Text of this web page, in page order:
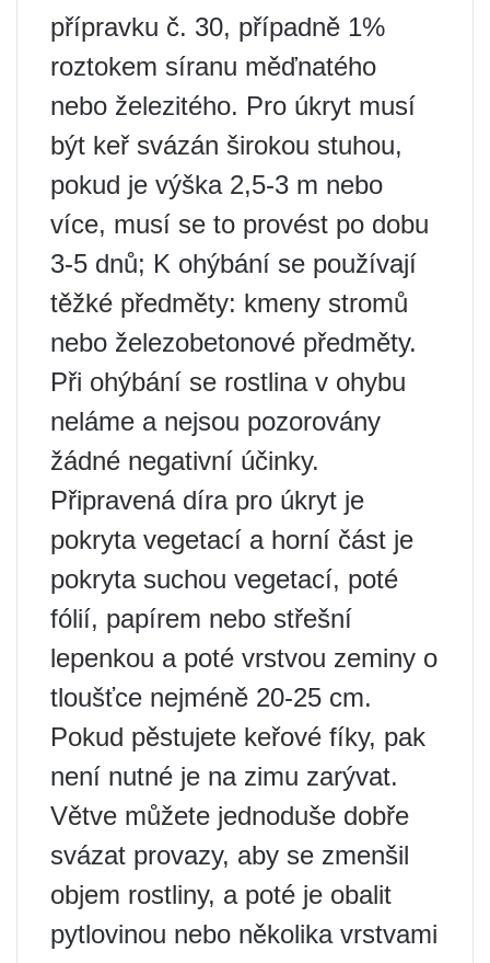
přípravku č. 30, případně 1%
roztokem síranu měďnatého
nebo železitého. Pro úkryt musí
být keř svázán širokou stuhou,
pokud je výška 2,5-3 m nebo
více, musí se to provést po dobu
3-5 dnů; K ohýbání se používají
těžké předměty: kmeny stromů
nebo železobetonové předměty.
Při ohýbání se rostlina v ohybu
neláme a nejsou pozorovány
žádné negativní účinky.
Připravená díra pro úkryt je
pokryta vegetací a horní část je
pokryta suchou vegetací, poté
fólií, papírem nebo střešní
lepenkou a poté vrstvou zeminy o
tloušťce nejméně 20-25 cm.
Pokud pěstujete keřové fíky, pak
není nutné je na zimu zarývat.
Větve můžete jednoduše dobře
svázat provazy, aby se zmenšil
objem rostliny, a poté je obalit
pytlovinou nebo několika vrstvami